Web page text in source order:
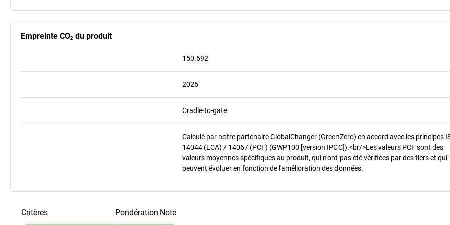
Empreinte CO₂ du produit
150.692
2026
Cradle-to-gate
Calculé par notre partenaire GlobalChanger (GreenZero) en accord avec les principes
14044 (LCA) / 14067 (PCF) (GWP100 [version IPCC]).<br/>Les valeurs PCF sont des
valeurs moyennes spécifiques au produit, qui n'ont pas été vérifiées par des tiers et qui
peuvent évoluer en fonction de l'amélioration des données.
Critères Pondération Note